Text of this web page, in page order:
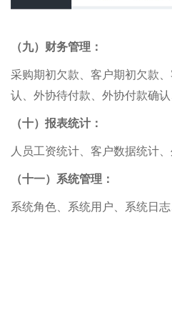
（九）财务管理：
采购期初欠款、客户期初欠款
认、外协待付款、外协付款确
（十）报表统计：
人员工资统计、客户数据统计
（十一）系统管理：
系统角色、系统用户、系统日